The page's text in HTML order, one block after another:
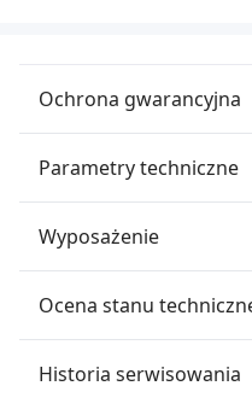
Ochrona gwarancyjna
Parametry techniczne
Wyposażenie
Ocena stanu
Historia serwisowania